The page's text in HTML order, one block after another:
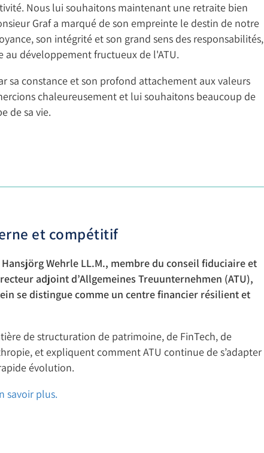
Nous lui souhaitons maintenant une retraite bien
Graf a marqué de son empreinte le destin de notre
son intégrité et son grand sens des responsabilités,
au développement fructueux de l'ATU.
sa constance et son profond attachement aux valeurs
chaleureusement et lui souhaitons beaucoup de
de sa vie.
et compétitif
Hansjörg Wehrle LL.M., membre du conseil fiduciaire et
adjoint d’Allgemeines Treuunternehmen (ATU),
se distingue comme un centre financier résilient et
de structuration de patrimoine, de FinTech, de
et expliquent comment ATU continue de s’adapter
évolution.
savoir plus.